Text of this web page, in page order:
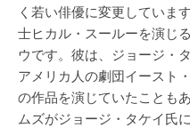
く若い俳優に変更していま
士ヒカル・スールーを演じ
ウです。彼は、ジョージ・
アメリカ人の劇団イースト
の作品を演じていたことも
ムズがジョージ・タケイ氏